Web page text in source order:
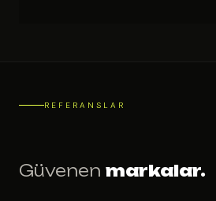
REFERANSLAR
Güvenen markalar.